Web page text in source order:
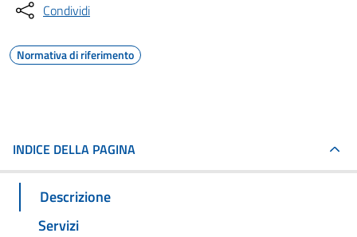
Condividi
Normativa di riferimento
INDICE DELLA PAGINA
Descrizione
Servizi